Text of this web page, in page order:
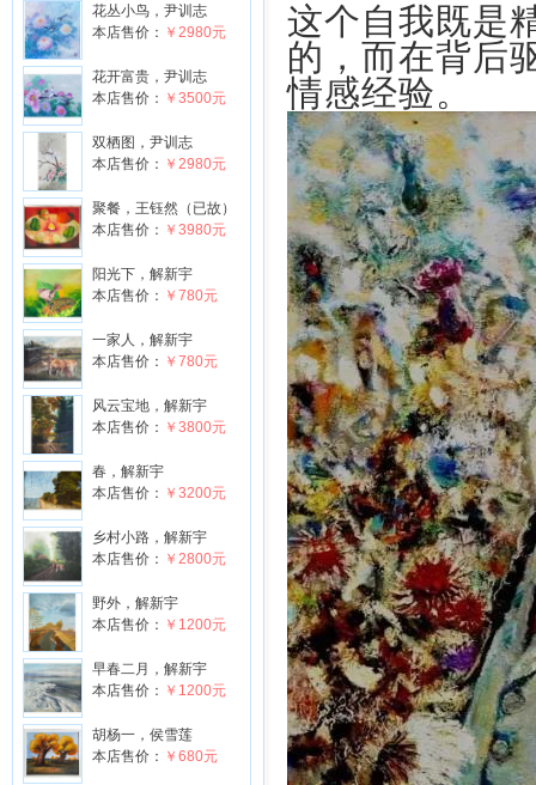
花丛小鸟，尹训志
本店售价： ￥2980元
花开富贵，尹训志
本店售价： ￥3500元
双栖图，尹训志
本店售价： ￥2980元
聚餐，王钰然（已故）
本店售价： ￥3980元
阳光下，解新宇
本店售价： ￥780元
一家人，解新宇
本店售价： ￥780元
风云宝地，解新宇
本店售价： ￥3800元
春，解新宇
本店售价： ￥3200元
乡村小路，解新宇
本店售价： ￥2800元
野外，解新宇
本店售价： ￥1200元
早春二月，解新宇
本店售价： ￥1200元
胡杨一，侯雪莲
本店售价： ￥680元
这个自我既是
的，而在背后
情感经验。